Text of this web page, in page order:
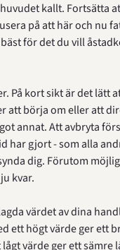
kallt. Fortsätta
på att här och nu
för det du vill
På kort sikt är det lätt
att börja om eller att
annat. Att avbryta
har gjort - som alla
dig. Förutom
kvar.
värdet av dina
ett högt värde ger ett
värde ger ett sämre